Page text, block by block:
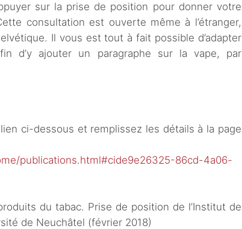
sur la prise de position pour donner votre
consultation est ouverte même à l’étranger,
Il vous est tout à fait possible d’adapter
d’y ajouter un paragraphe sur la vape, par
ci-dessous et remplissez les détails à la page
publications.html#cide9e26325-86cd-4a06-
du tabac. Prise de position de l’Institut de
de Neuchâtel (février 2018)